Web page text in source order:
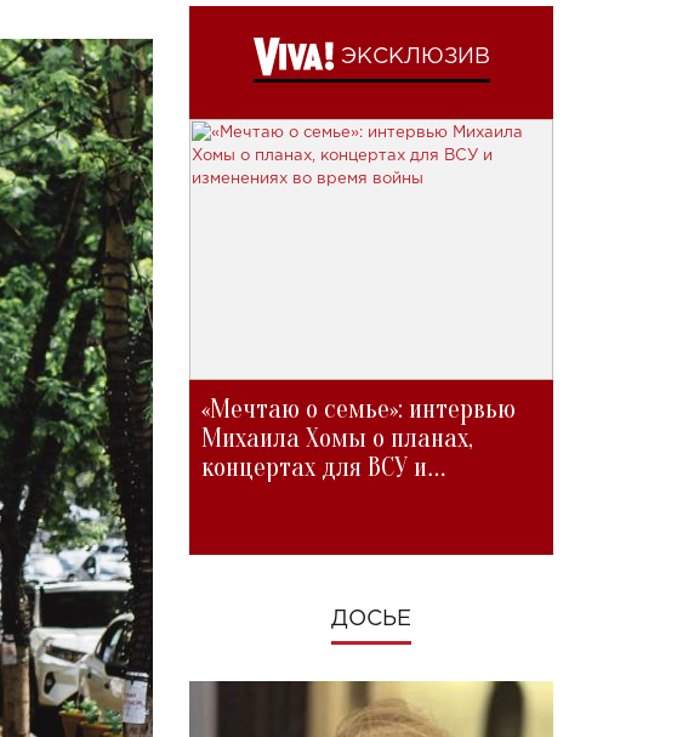
ЭКСКЛЮЗИВ
«Мечтаю о семье»: интервью
Михаила Хомы о планах,
концертах для ВСУ и
ДОСЬЕ